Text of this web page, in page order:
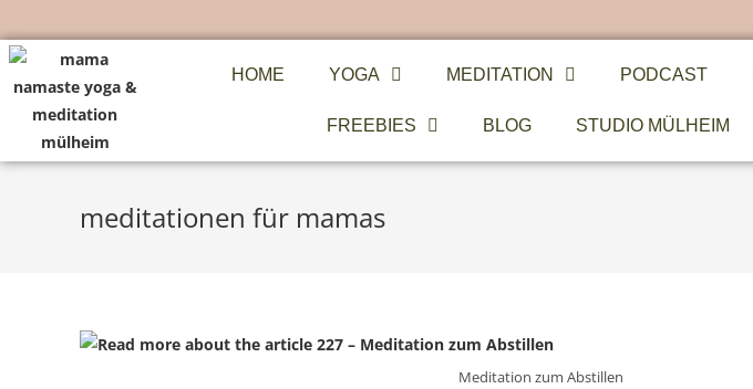
HOME YOGA MEDITATION PODCAST
FREEBIES BLOG STUDIO MÜLHEIM
meditationen für mamas
Meditation zum Abstillen